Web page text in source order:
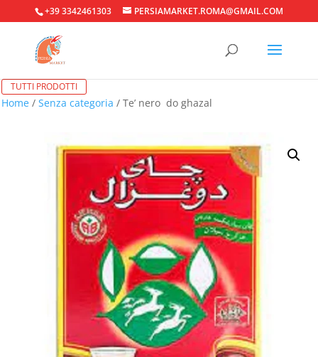
+39 3342461303 PERSIAMARKET.ROMA@GMAIL.COM
TUTTI PRODOTTI
Home / Senza categoria / Te’ nero do ghazal